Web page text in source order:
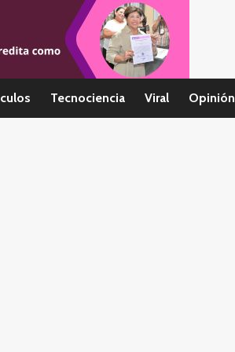
Tecnociencia Viral Opinión